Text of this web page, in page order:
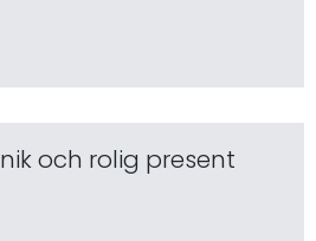
och rolig present